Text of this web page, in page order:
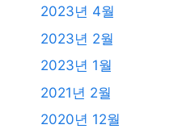
2023년 4월
2023년 2월
2023년 1월
2021년 2월
2020년 12월